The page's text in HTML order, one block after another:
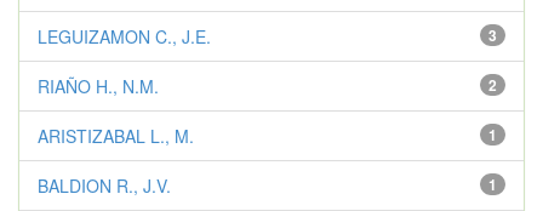
3
LEGUIZAMON C., J.E.
2
RIAÑO H., N.M.
1
ARISTIZABAL L., M.
1
BALDION R., J.V.